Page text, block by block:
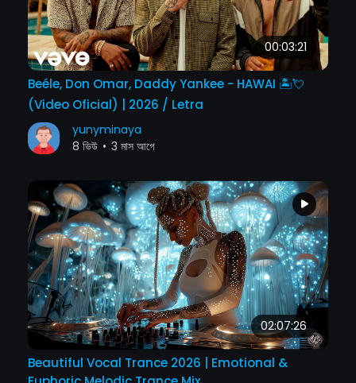
00:03:21
Beéle, Don Omar, Daddy Yankee - HAWAI 🏝️💘
(Video Oficial) | 2026 / Letra
yunyminaya
8 ভিউ • 3 মাস আগে
02:07:26
Beautiful Vocal Trance 2026 | Emotional &